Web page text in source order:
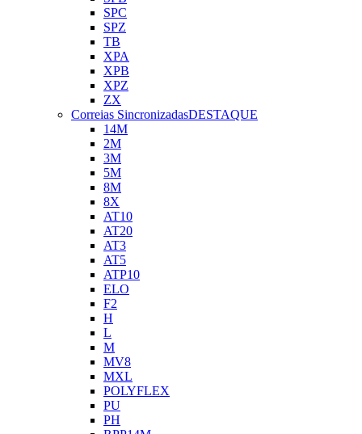
SPC
SPZ
TB
XPA
XPB
XPZ
ZX
Correias SincronizadasDESTAQUE
14M
2M
3M
5M
8M
8X
AT10
AT20
AT3
AT5
ATP10
ELO
F2
H
L
M
MV8
MXL
POLYFLEX
PU
PH